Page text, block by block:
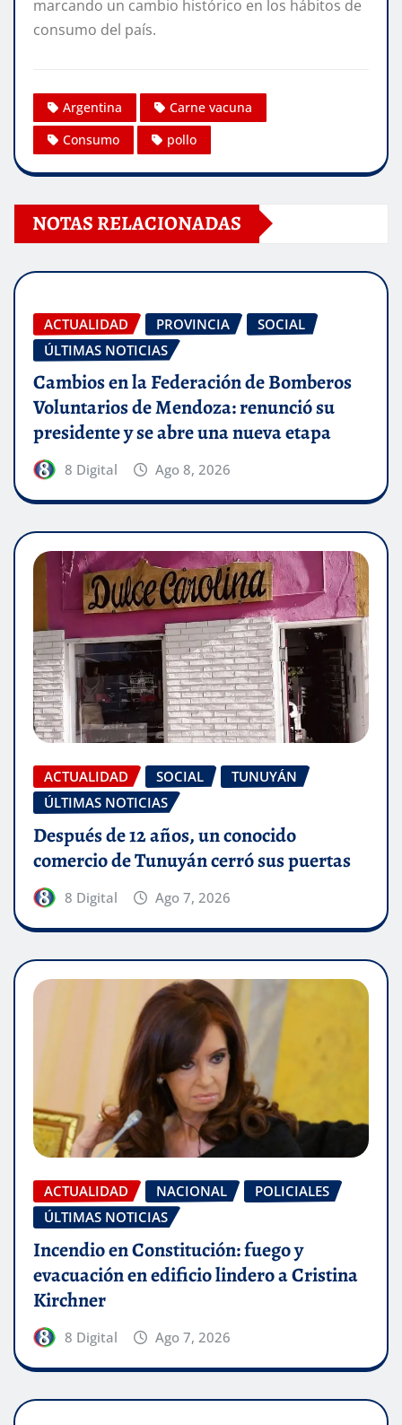
marcando un cambio histórico en los hábitos de
consumo del país.
Argentina
Carne vacuna
Consumo
pollo
NOTAS RELACIONADAS
ACTUALIDAD PROVINCIA
SOCIAL
ÚLTIMAS NOTICIAS
Cambios en la Federación de Bomberos
Voluntarios de Mendoza: renunció su
presidente y se abre una nueva etapa
8 Digital Ago 8, 2026
ACTUALIDAD SOCIAL
TUNUYÁN
ÚLTIMAS NOTICIAS
Después de 12 años, un conocido
comercio de Tunuyán cerró sus puertas
8 Digital Ago 7, 2026
ACTUALIDAD NACIONAL
POLICIALES
ÚLTIMAS NOTICIAS
Incendio en Constitución: fuego y
evacuación en edificio lindero a Cristina
Kirchner
8 Digital Ago 7, 2026